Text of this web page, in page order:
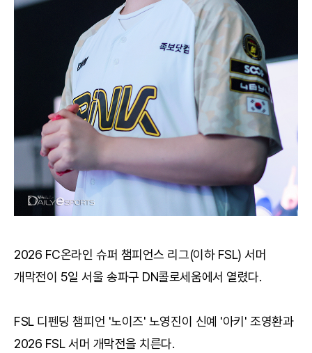
2026 FC온라인 슈퍼 챔피언스 리그(이하 FSL) 서머
개막전이 5일 서울 송파구 DN콜로세움에서 열렸다.
FSL 디펜딩 챔피언 '노이즈' 노영진이 신예 '아키' 조영환과
2026 FSL 서머 개막전을 치른다.